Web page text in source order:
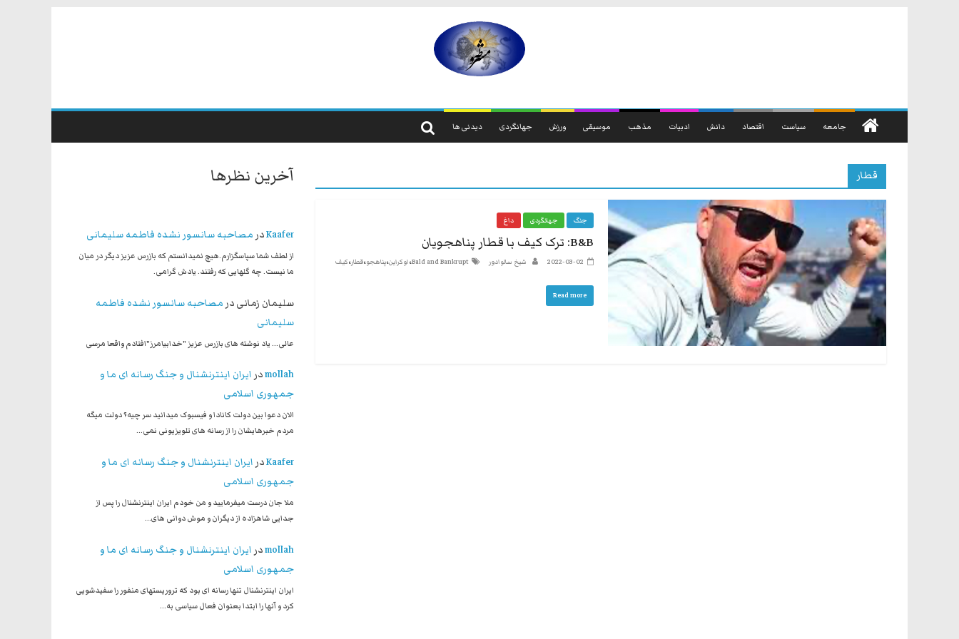
مشروطه
حزب
راه
ایرانیانی
است
جامعه سیاست اقتصاد دانش ادبیات مذهب موسیقی ورزش جهانگردی دیدنی ها
قطار
جنگ جهانگردی داغ
B&B: ترک کیف با قطار پناهجویان
2022-03-02 شیخ سالوادور Bald and Bankrupt،اوکراین،پناهجو،قطار،کیف
Read more
آخرین نظرها
Kaaferدر مصاحبه سانسور نشده فاطمه سلیمانی
از لطف شما سپاسگزارم.هیچ نمیدانستم که بازرس عزیز دیگر در میان
ما نیست. چه گلهایی که رفتند. یادش گرامی.
سلیمان زمانی در مصاحبه سانسور نشده فاطمه
سلیمانی
عالی... یاد نوشته های بازرس عزیز "خدابیامرز"افتادم واقعا مرسی
mollahدر ایران اینترنشنال و جنگ رسانه ای ما و
جمهوری اسلامی
الان دعوا بین دولت کانادا و فیسبوک میدانید سر چیه؟ دولت میگه
مردم خبرهایشان را از رسانه های تلویزیونی نمی…
Kaaferدر ایران اینترنشنال و جنگ رسانه ای ما و
جمهوری اسلامی
ملا جان درست میفرمایید و من خودم ایران اینترنشنال را پس از
جدایی شاهزاده از دیگران و موش دوانی های…
mollahدر ایران اینترنشنال و جنگ رسانه ای ما و
جمهوری اسلامی
ایران اینترنشنال تنها رسانه ای بود که تروریستهای منفور را سفیدشویی
کرد و آنها را ابتدا بعنوان فعال سیاسی به…